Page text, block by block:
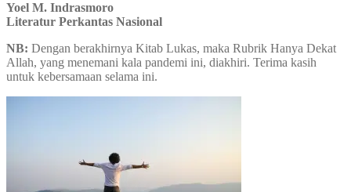
Yoel M. Indrasmoro
Literatur Perkantas Nasional
NB: Dengan berakhirnya Kitab Lukas, maka Rubrik Hanya Dekat
Allah, yang menemani kala pandemi ini, diakhiri. Terima kasih
untuk kebersamaan selama ini.